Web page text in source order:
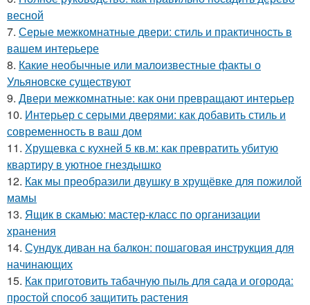
весной
7. Серые межкомнатные двери: стиль и практичность в
вашем интерьере
8. Какие необычные или малоизвестные факты о
Ульяновске существуют
9. Двери межкомнатные: как они превращают интерьер
10. Интерьер с серыми дверями: как добавить стиль и
современность в ваш дом
11. Хрущевка с кухней 5 кв.м: как превратить убитую
квартиру в уютное гнездышко
12. Как мы преобразили двушку в хрущёвке для пожилой
мамы
13. Ящик в скамью: мастер-класс по организации
хранения
14. Сундук диван на балкон: пошаговая инструкция для
начинающих
15. Как приготовить табачную пыль для сада и огорода:
простой способ защитить растения